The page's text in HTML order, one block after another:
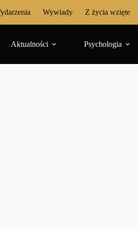
Wywiady Z życia wzięte
Aktualności Psychologia